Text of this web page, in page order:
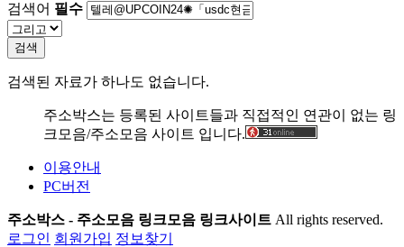
검색어 필수
검색
검색된 자료가 하나도 없습니다.
주소박스는 등록된 사이트들과 직접적인 연관이 없는 링
크모음/주소모음 사이트 입니다.
이용안내
PC버전
주소박스 - 주소모음 링크모음 링크사이트 All rights reserved.
로그인 회원가입 정보찾기